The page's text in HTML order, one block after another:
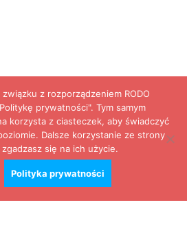
z rozporządzeniem RODO
prywatności". Tym samym
korzysta z ciasteczek, aby świadczyć
Dalsze korzystanie ze strony
się na ich użycie.
Polityka prywatności